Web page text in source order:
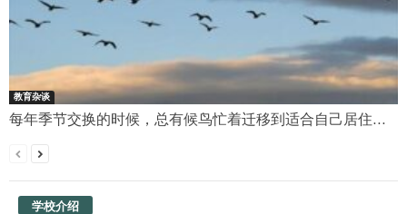
教育杂谈
每年季节交换的时候，总有候鸟忙着迁移到适合自己居住...
学校介绍